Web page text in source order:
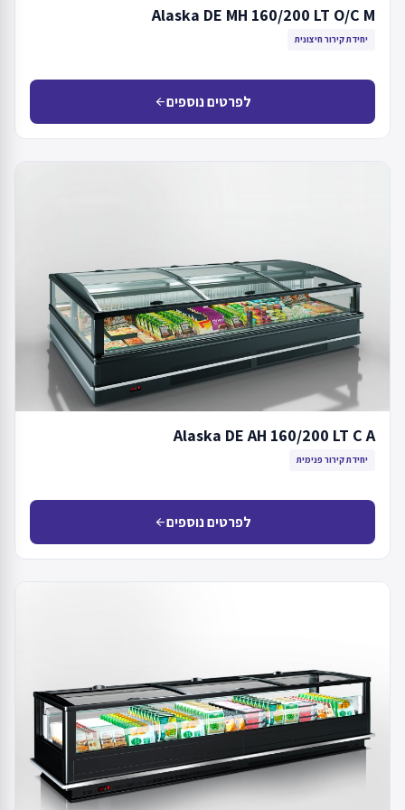
Alaska DE MH 160/200 LT O/C M
יחידת קירור חיצונית
לפרטים נוספיםarrow_back
Alaska DE AH 160/200 LT C A
יחידת קירור פנימית
לפרטים נוספיםarrow_back